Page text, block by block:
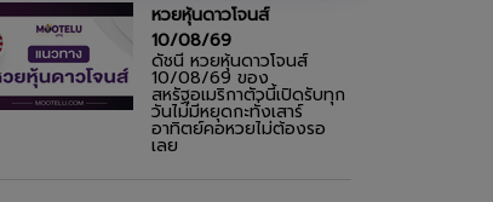
หวยหุ้นดาวโจนส์
10/08/69
ดัชนี หวยหุ้นดาวโจนส์
10/08/69 ของ
สหรัฐอเมริกาตัวนี้เปิดรับทุก
วันไม่มีหยุดกะทั่งเสาร์
อาทิตย์คอหวยไม่ต้องรอ
เลย